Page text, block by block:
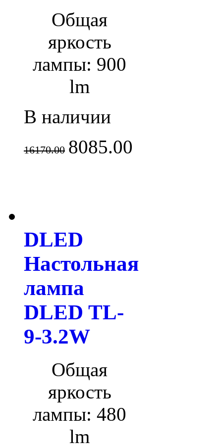
Общая
яркость
лампы: 900
lm
В наличии
16170.00 8085.00
DLED
Настольная
лампа
DLED TL-
9-3.2W
Общая
яркость
лампы: 480
lm